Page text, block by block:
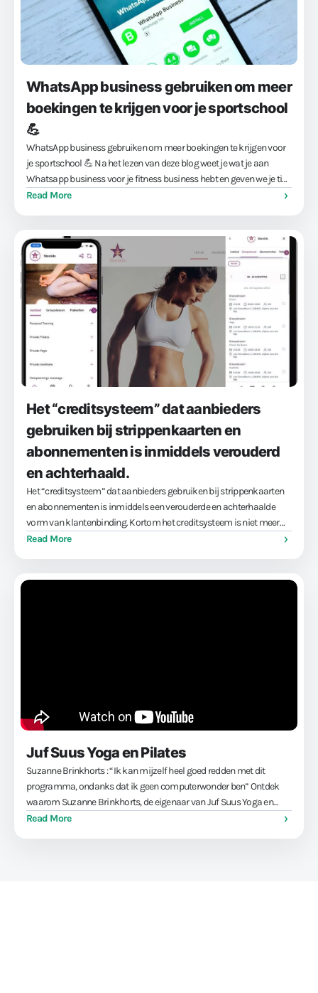
WhatsApp business gebruiken om meer
boekingen te krijgen voor je sportschool
💪
WhatsApp business gebruiken om meer boekingen te krijgen voor
je sportschool 💪 Na het lezen van deze blog weet je wat je aan
Whatsapp business voor je fitness business hebt en geven we je tips
om er voor te zorgen …
Read More
Het “creditsysteem” dat aanbieders
gebruiken bij strippenkaarten en
abonnementen is inmiddels verouderd
en achterhaald.
Het “creditsysteem” dat aanbieders gebruiken bij strippenkaarten
en abonnementen is inmiddels een verouderde en achterhaalde
vorm van klantenbinding. Kortom het creditsysteem is niet meer
van deze tijd. Creditsysteem 👎 out, maar waarom? Een
Read More
Juf Suus Yoga en Pilates
Suzanne Brinkhorts : “Ik kan mijzelf heel goed redden met dit
programma, ondanks dat ik geen computerwonder ben” Ontdek
waarom Suzanne Brinkhorts, de eigenaar van Juf Suus Yoga en
Pilates, fitness software gebruikt om haar doelen te bereiken:
Read More